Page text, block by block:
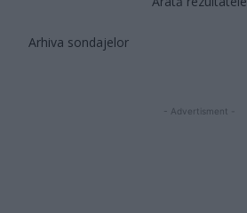
Arhiva sondajelor
- Advertisment -